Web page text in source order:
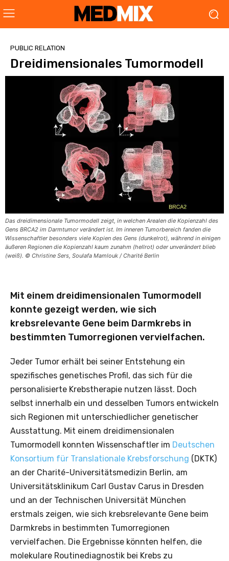
PUBLIC RELATION
Dreidimensionales Tumormodell
Das dreidimensionale Tumormodell zeigt, in welchen Arealen die Kopienzahl des
Gens BRCA2 im Darmtumor verändert ist. Im inneren Tumorbereich fanden die
Wissenschaftler besonders viele Kopien des Gens (dunkelrot), während in einigen
äußeren Regionen die Kopienzahl kaum zunahm (hellrot) oder unverändert blieb
(weiß). © Christine Sers, Soulafa Mamlouk / Charité Berlin
Mit einem dreidimensionalen Tumormodell
konnte gezeigt werden, wie sich
krebsrelevante Gene beim Darmkrebs in
bestimmten Tumorregionen vervielfachen.
Jeder Tumor erhält bei seiner Entstehung ein
spezifisches genetisches Profil, das sich für die
personalisierte Krebstherapie nutzen lässt. Doch
selbst innerhalb ein und desselben Tumors entwickeln
sich Regionen mit unterschiedlicher genetischer
Ausstattung. Mit einem dreidimensionalen
Tumormodell konnten Wissenschaftler im Deutschen
Konsortium für Translationale Krebsforschung (DKTK)
an der Charité-Universitätsmedizin Berlin, am
Universitätsklinikum Carl Gustav Carus in Dresden
und an der Technischen Universität München
erstmals zeigen, wie sich krebsrelevante Gene beim
Darmkrebs in bestimmten Tumorregionen
vervielfachen. Die Ergebnisse könnten helfen, die
molekulare Routinediagnostik bei Krebs zu